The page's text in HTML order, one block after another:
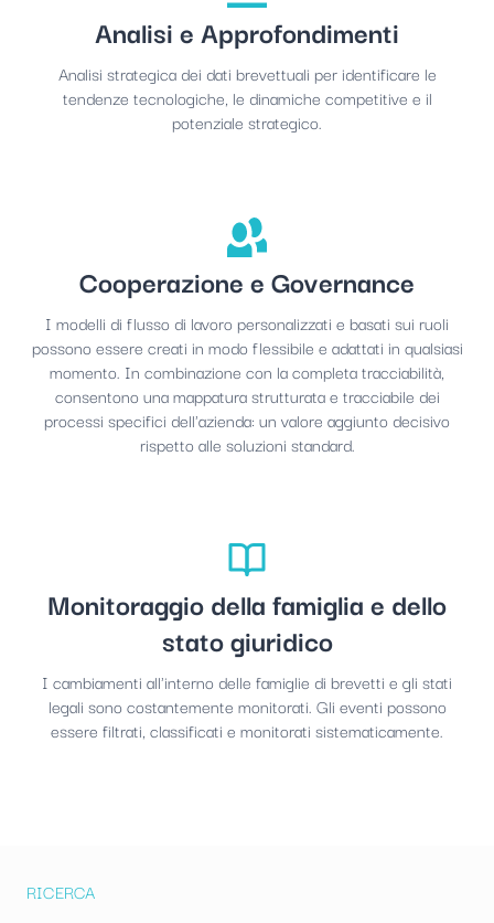
Analisi e Approfondimenti
Analisi strategica dei dati brevettuali per identificare le
tendenze tecnologiche, le dinamiche competitive e il
potenziale strategico.
Cooperazione e Governance
I modelli di flusso di lavoro personalizzati e basati sui ruoli
possono essere creati in modo flessibile e adattati in qualsiasi
momento. In combinazione con la completa tracciabilità,
consentono una mappatura strutturata e tracciabile dei
processi specifici dell'azienda: un valore aggiunto decisivo
rispetto alle soluzioni standard.
Monitoraggio della famiglia e dello
stato giuridico
I cambiamenti all'interno delle famiglie di brevetti e gli stati
legali sono costantemente monitorati. Gli eventi possono
essere filtrati, classificati e monitorati sistematicamente.
RICERCA